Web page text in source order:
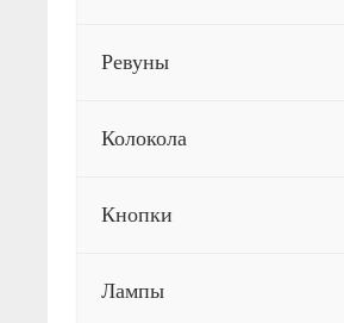
Ревуны
Колокола
Кнопки
Лампы